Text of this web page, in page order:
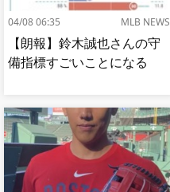
04/08 06:35 MLB NEWS
【朗報】鈴木誠也さんの守
備指標すごいことになる